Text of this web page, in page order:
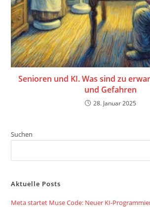
Senioren und KI. Was sind zu
und Gefahren
28. Januar 2025
Suchen
Aktuelle Posts
Meta startet Muse Code: Neuer KI-